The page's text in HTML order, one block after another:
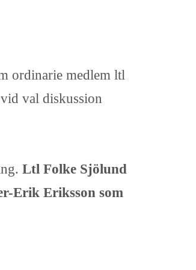
ordinarie medlem ltl
val diskussion
Ltl Folke Sjölund
Erik Eriksson som